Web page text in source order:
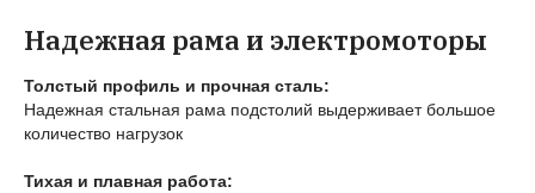
Надежная рама и электромоторы
Толстый профиль и прочная сталь:
Надежная стальная рама подстолий выдерживает большое
количество нагрузок
Тихая и плавная работа: